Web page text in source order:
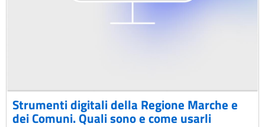
Strumenti digitali della Regione Marche e
dei Comuni. Quali sono e come usarli